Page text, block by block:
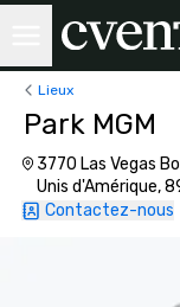
Lieux
Park MGM
3770 Las Vegas
Unis d'Amérique,
Contactez-nous